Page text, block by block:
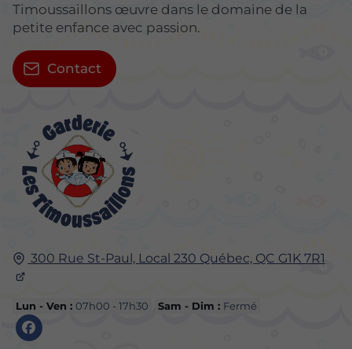
300 Rue St-Paul, Local 230 Québec, QC G1K 7R1
Lun - Ven :07h00 - 17h30 Sam - Dim : Fermé
Timoussaillons œuvre dans le domaine de la
petite enfance avec passion.
Contact